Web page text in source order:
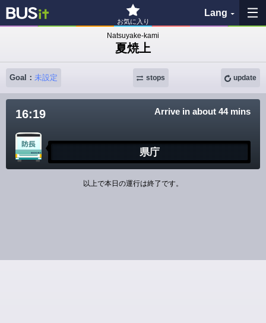
お気に入り
Lang
My Favorites
History
See the map
各バス会社リンク先
Natsuyake-kami
夏焼上
Goal： 未設定 update
stops
16:19 Arrive in about 44 mins
県庁
以上で本日の運行は終了です。